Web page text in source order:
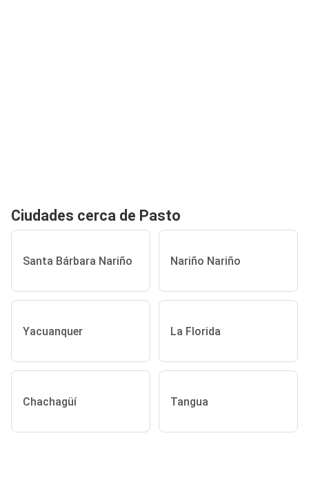
Ciudades cerca de Pasto
Santa Bárbara Nariño Nariño Nariño
Yacuanquer La Florida
Chachagüí Tangua